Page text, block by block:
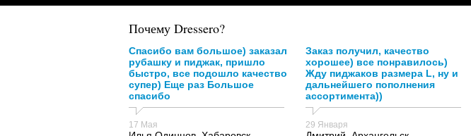
Почему Dressero?
Спасибо вам большое) заказал
рубашку и пиджак, пришло
быстро, все подошло качество
супер) Еще раз Большое
спасибо
17 Мая
Заказ получил, качество
хорошее) все понравилось)
Жду пиджаков размера L, ну и
дальнейшего пополнения
ассортимента))
29 Января